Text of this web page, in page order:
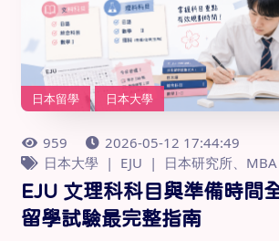
日本留學 日本大學
959
2026-05-12 17:44:49
日本大學
EJU 日本研究所、MBA
EJU 文理科科目與準備時間
留學試驗最完整指南